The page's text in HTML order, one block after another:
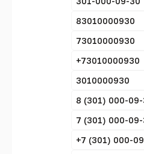
83010000930
73010000930
+73010000930
3010000930
8 (301) 000-
7 (301) 000-
+7 (301) 000-